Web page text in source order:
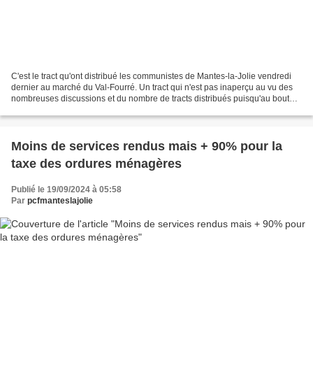
C'est le tract qu'ont distribué les communistes de Mantes-la-Jolie vendredi
dernier au marché du Val-Fourré. Un tract qui n'est pas inaperçu au vu des
nombreuses discussions et du nombre de tracts distribués puisqu'au bout
Moins de services rendus mais + 90% pour la
taxe des ordures ménagères
Publié le 19/09/2024 à 05:58
Par pcfmanteslajolie